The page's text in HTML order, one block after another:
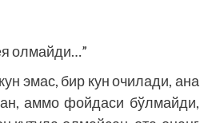
олмайди…”
эмас, бир кун очилади, ана
аммо фойдаси бўлмайди,